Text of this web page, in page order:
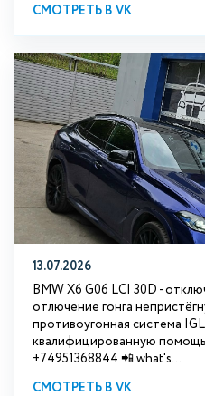
СМОТРЕТЬ В VK
13.07.2026
BMW X6 G06 LCI 30D -
отлючение гонга
противоугонная система
квалифицированную
+74951368844 📲 what's...
СМОТРЕТЬ В VK